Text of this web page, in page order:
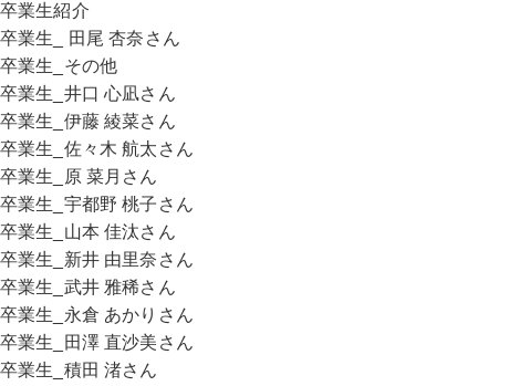
卒業生紹介
卒業生_ 田尾 杏奈さん
卒業生_その他
卒業生_井口 心凪さん
卒業生_伊藤 綾菜さん
卒業生_佐々木 航太さん
卒業生_原 菜月さん
卒業生_宇都野 桃子さん
卒業生_山本 佳汰さん
卒業生_新井 由里奈さん
卒業生_武井 雅稀さん
卒業生_永倉 あかりさん
卒業生_田澤 直沙美さん
卒業生_積田 渚さん